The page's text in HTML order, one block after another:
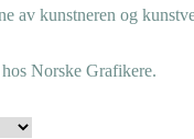
av kunstneren og
Norske Grafikere.